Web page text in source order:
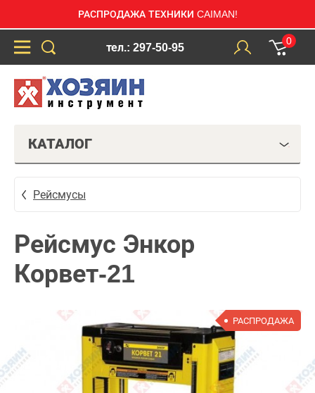
РАСПРОДАЖА ТЕХНИКИ CAIMAN!
тел.: 297-50-95
0
КАТАЛОГ
Рейсмусы
Рейсмус Энкор
Корвет-21
РАСПРОДАЖА